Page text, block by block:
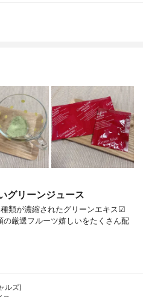
グリーンジュース
類が濃縮されたグリーンエキス☑︎
厳選フルーツ嬉しいをたくさん配
ルズ)